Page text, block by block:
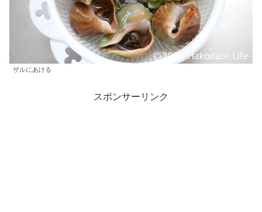
ザルにあける
スポンサーリンク